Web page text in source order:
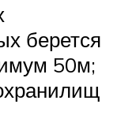
берется
50м;